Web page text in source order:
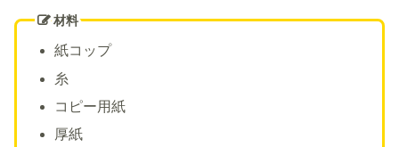
材料
紙コップ
糸
コピー用紙
厚紙